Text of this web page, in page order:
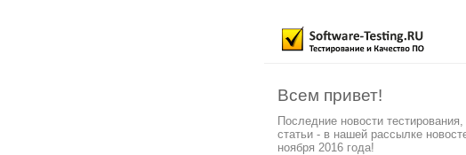
Всем привет!
Последние новости
статьи - в нашей рассылке
ноября 2016 года!